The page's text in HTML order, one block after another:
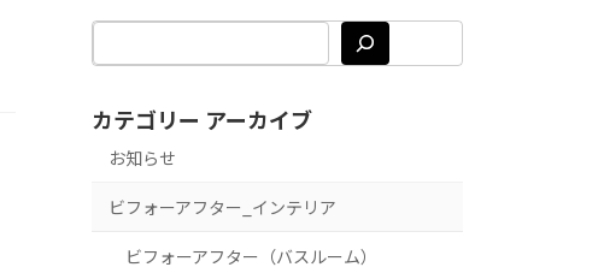
カテゴリー アーカイブ
お知らせ
ビフォーアフター_インテリア
ビフォーアフター（バスルーム）